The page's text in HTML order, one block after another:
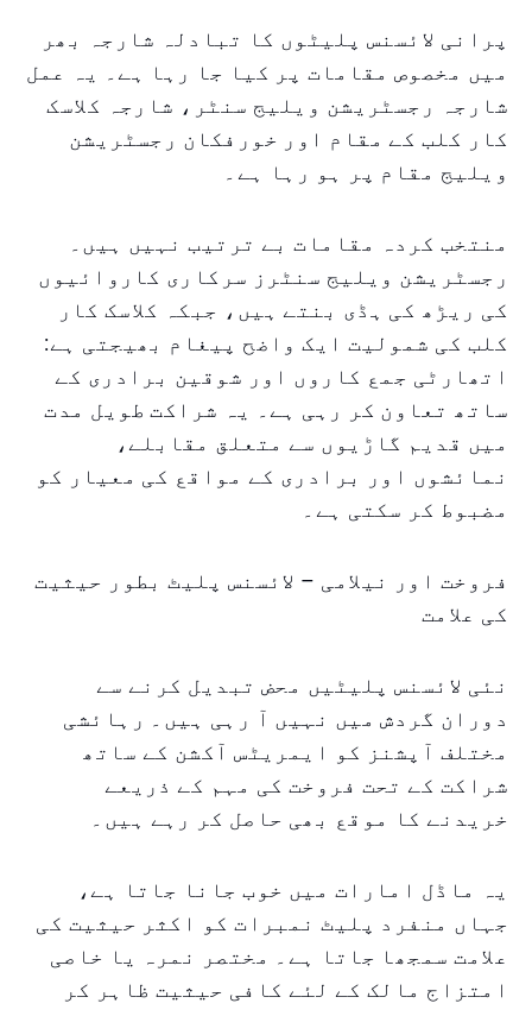
پرانی لائسنس پلیٹوں کا تبادلہ شارجہ بھر
میں مخصوص مقامات پر کیا جا رہا ہے۔ یہ عمل
شارجہ رجسٹریشن ویلیج سنٹر، شارجہ کلاسک
کار کلب کے مقام اور خورفکان رجسٹریشن
ویلیج مقام پر ہو رہا ہے۔
منتخب کردہ مقامات بے ترتیب نہیں ہیں۔
رجسٹریشن ویلیج سنٹرز سرکاری کاروائیوں
کی ریڑھ کی ہڈی بنتے ہیں، جبکہ کلاسک کار
کلب کی شمولیت ایک واضح پیغام بھیجتی ہے:
اتھارٹی جمع کاروں اور شوقین برادری کے
ساتھ تعاون کر رہی ہے۔ یہ شراکت طویل مدت
میں قدیم گاڑیوں سے متعلق مقابلے،
نمائشوں اور برادری کے مواقع کی معیار کو
مضبوط کر سکتی ہے۔
فروخت اور نیلامی – لائسنس پلیٹ بطور حیثیت
کی علامت
نئی لائسنس پلیٹیں محض تبدیل کرنے سے
دوران گردش میں نہیں آ رہی ہیں۔ رہائشی
مختلف آپشنز کو ایمریٹس آکشن کے ساتھ
شراکت کے تحت فروخت کی مہم کے ذریعے
خریدنے کا موقع بھی حاصل کر رہے ہیں۔
یہ ماڈل امارات میں خوب جانا جاتا ہے،
جہاں منفرد پلیٹ نمبرات کو اکثر حیثیت کی
علامت سمجھا جاتا ہے۔ مختصر نمرہ یا خاصی
امتزاج مالک کے لئے کافی حیثیت ظاہر کر